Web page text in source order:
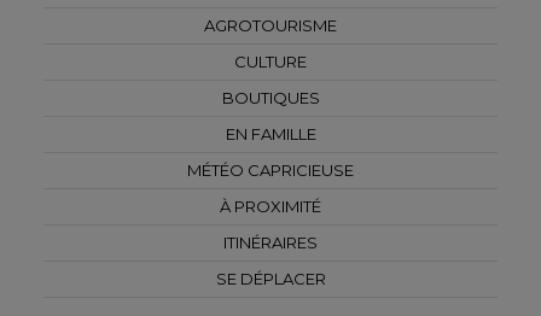
AGROTOURISME
CULTURE
BOUTIQUES
EN FAMILLE
MÉTÉO CAPRICIEUSE
À PROXIMITÉ
ITINÉRAIRES
SE DÉPLACER